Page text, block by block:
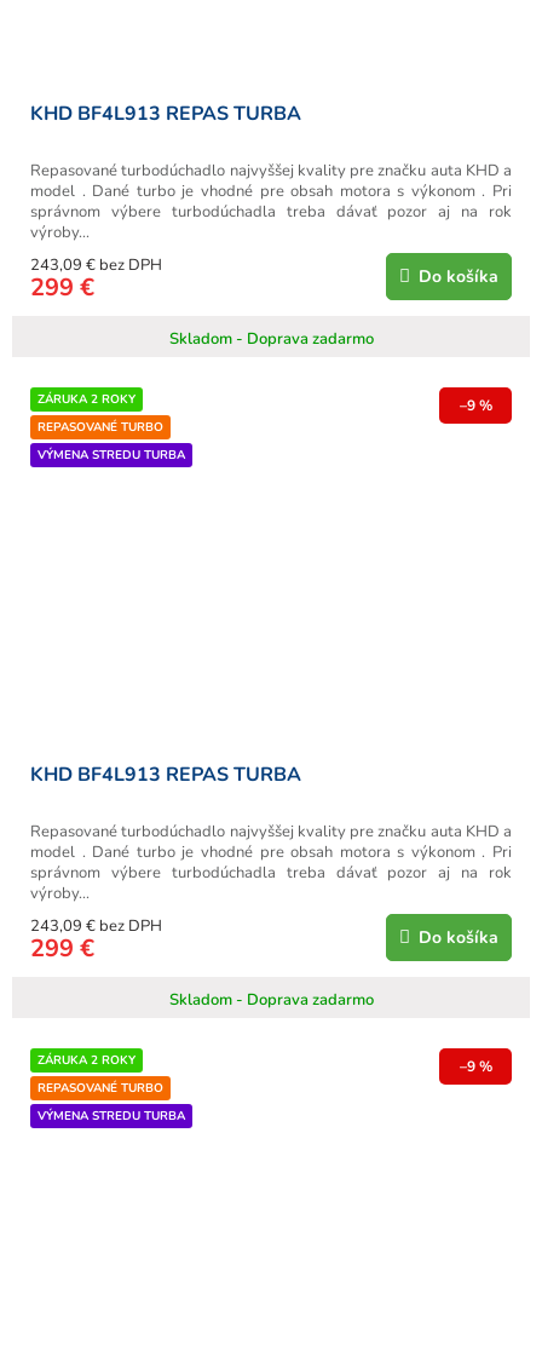
KHD BF4L913 REPAS TURBA
Skladom - Doprava zadarmo
243,09 € bez DPH
299 € Do košíka
Repasované turbodúchadlo najvyššej kvality pre značku auta KHD a
model . Dané turbo je vhodné pre obsah motora s výkonom . Pri
správnom výbere turbodúchadla treba dávať pozor aj na rok
výroby...
ZÁRUKA 2 ROKY
REPASOVANÉ TURBO
VÝMENA STREDU TURBA
–9 %
KHD BF4L913 REPAS TURBA
Skladom - Doprava zadarmo
243,09 € bez DPH
299 € Do košíka
Repasované turbodúchadlo najvyššej kvality pre značku auta KHD a
model . Dané turbo je vhodné pre obsah motora s výkonom . Pri
správnom výbere turbodúchadla treba dávať pozor aj na rok
výroby...
ZÁRUKA 2 ROKY
REPASOVANÉ TURBO
VÝMENA STREDU TURBA
–9 %